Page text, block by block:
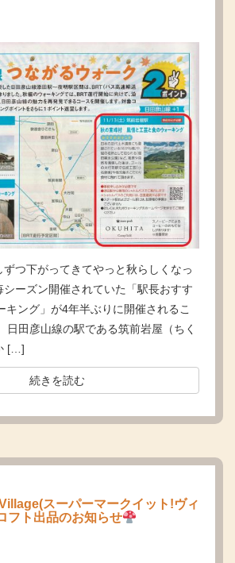
つ下がってきてやっと秋らしくなっ
シーズン開催されていた「駅長おすす
キング」が4年半ぶりに開催されるこ
日田彦山線の駅である筑前岩屋（ちく
[…]
続きを読む
スーパーマークイット!ヴィ
フト出品のお知らせ